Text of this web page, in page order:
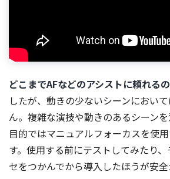
どこまでAFなどのアシストに頼れるの
したが、動きの少ないシーンにおい
ん。複雑な演技や動きのあるシーン
目的ではマニュアルフォーカスを使
す。使用する前にテストしてみたり
セをつかんでから導入したほうが安全